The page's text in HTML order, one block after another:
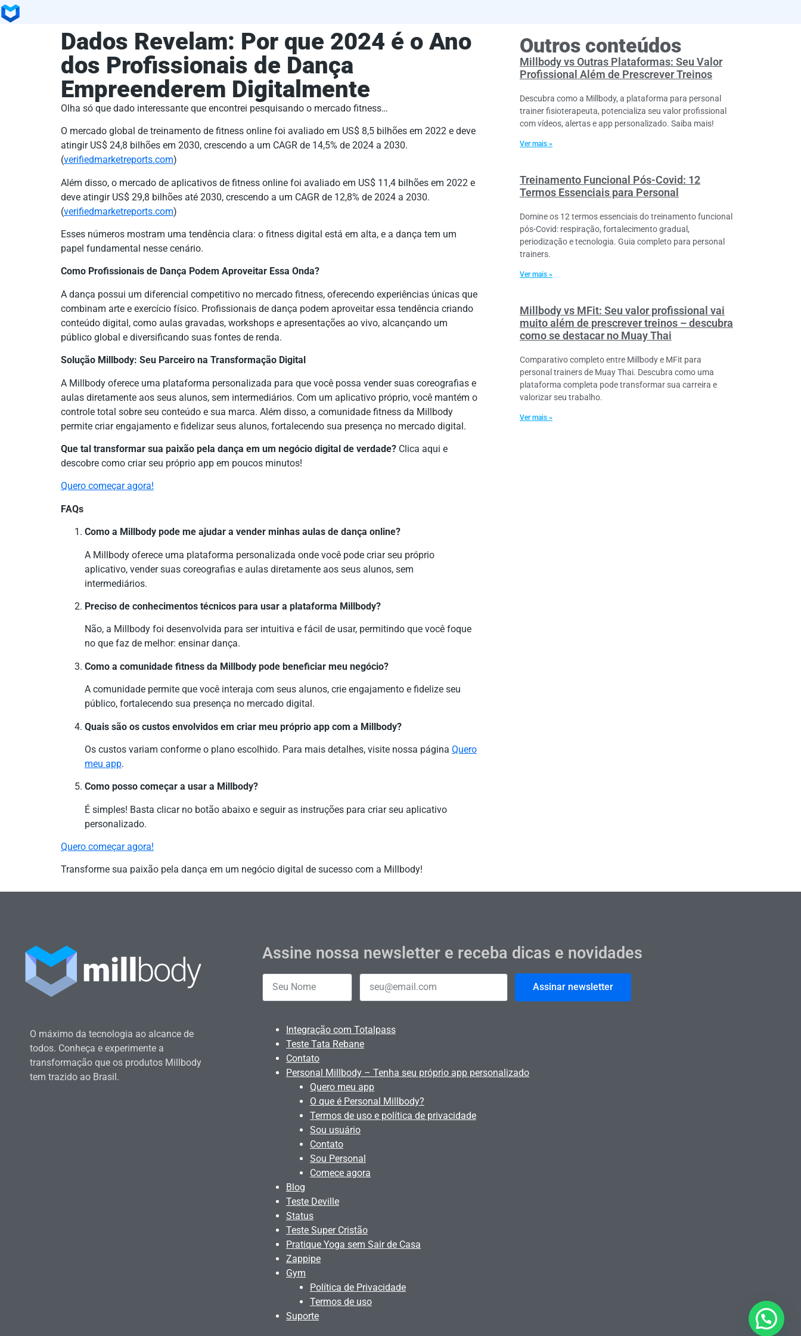
Dados Revelam: Por que 2024 é o Ano
dos Profissionais de Dança
Empreenderem Digitalmente
Olha só que dado interessante que encontrei pesquisando o mercado fitness…
O mercado global de treinamento de fitness online foi avaliado em US$ 8,5 bilhões em 2022 e deve
atingir US$ 24,8 bilhões em 2030, crescendo a um CAGR de 14,5% de 2024 a 2030.
(verifiedmarketreports.com)
Além disso, o mercado de aplicativos de fitness online foi avaliado em US$ 11,4 bilhões em 2022 e
deve atingir US$ 29,8 bilhões até 2030, crescendo a um CAGR de 12,8% de 2024 a 2030.
(verifiedmarketreports.com)
Esses números mostram uma tendência clara: o fitness digital está em alta, e a dança tem um
papel fundamental nesse cenário.
Como Profissionais de Dança Podem Aproveitar Essa Onda?
A dança possui um diferencial competitivo no mercado fitness, oferecendo experiências únicas que
combinam arte e exercício físico. Profissionais de dança podem aproveitar essa tendência criando
conteúdo digital, como aulas gravadas, workshops e apresentações ao vivo, alcançando um
público global e diversificando suas fontes de renda.
Solução Millbody: Seu Parceiro na Transformação Digital
A Millbody oferece uma plataforma personalizada para que você possa vender suas coreografias e
aulas diretamente aos seus alunos, sem intermediários. Com um aplicativo próprio, você mantém o
controle total sobre seu conteúdo e sua marca. Além disso, a comunidade fitness da Millbody
permite criar engajamento e fidelizar seus alunos, fortalecendo sua presença no mercado digital.
Que tal transformar sua paixão pela dança em um negócio digital de verdade? Clica aqui e
descobre como criar seu próprio app em poucos minutos!
Quero começar agora!
FAQs
Como a Millbody pode me ajudar a vender minhas aulas de dança online?
A Millbody oferece uma plataforma personalizada onde você pode criar seu próprio
aplicativo, vender suas coreografias e aulas diretamente aos seus alunos, sem
intermediários.
Preciso de conhecimentos técnicos para usar a plataforma Millbody?
Não, a Millbody foi desenvolvida para ser intuitiva e fácil de usar, permitindo que você foque
no que faz de melhor: ensinar dança.
Como a comunidade fitness da Millbody pode beneficiar meu negócio?
A comunidade permite que você interaja com seus alunos, crie engajamento e fidelize seu
público, fortalecendo sua presença no mercado digital.
Quais são os custos envolvidos em criar meu próprio app com a Millbody?
Os custos variam conforme o plano escolhido. Para mais detalhes, visite nossa página Quero
meu app.
Como posso começar a usar a Millbody?
É simples! Basta clicar no botão abaixo e seguir as instruções para criar seu aplicativo
personalizado.
Quero começar agora!
Transforme sua paixão pela dança em um negócio digital de sucesso com a Millbody!
Outros conteúdos
Millbody vs Outras Plataformas: Seu Valor
Profissional Além de Prescrever Treinos
Descubra como a Millbody, a plataforma para personal
trainer fisioterapeuta, potencializa seu valor profissional
com vídeos, alertas e app personalizado. Saiba mais!
Ver mais »
Treinamento Funcional Pós-Covid: 12
Termos Essenciais para Personal
Domine os 12 termos essenciais do treinamento funcional
pós-Covid: respiração, fortalecimento gradual,
periodização e tecnologia. Guia completo para personal
trainers.
Ver mais »
Millbody vs MFit: Seu valor profissional vai
muito além de prescrever treinos – descubra
como se destacar no Muay Thai
Comparativo completo entre Millbody e MFit para
personal trainers de Muay Thai. Descubra como uma
plataforma completa pode transformar sua carreira e
valorizar seu trabalho.
Ver mais »
O máximo da tecnologia ao alcance de
todos. Conheça e experimente a
transformação que os produtos Millbody
tem trazido ao Brasil.
Assine nossa newsletter e receba dicas e novidades
Assinar newsletter
Integração com Totalpass
Teste Tata Rebane
Contato
Personal Millbody – Tenha seu próprio app personalizado
Quero meu app
O que é Personal Millbody?
Termos de uso e política de privacidade
Sou usuário
Contato
Sou Personal
Comece agora
Blog
Teste Deville
Status
Teste Super Cristão
Pratique Yoga sem Sair de Casa
Zappipe
Gym
Política de Privacidade
Termos de uso
Suporte